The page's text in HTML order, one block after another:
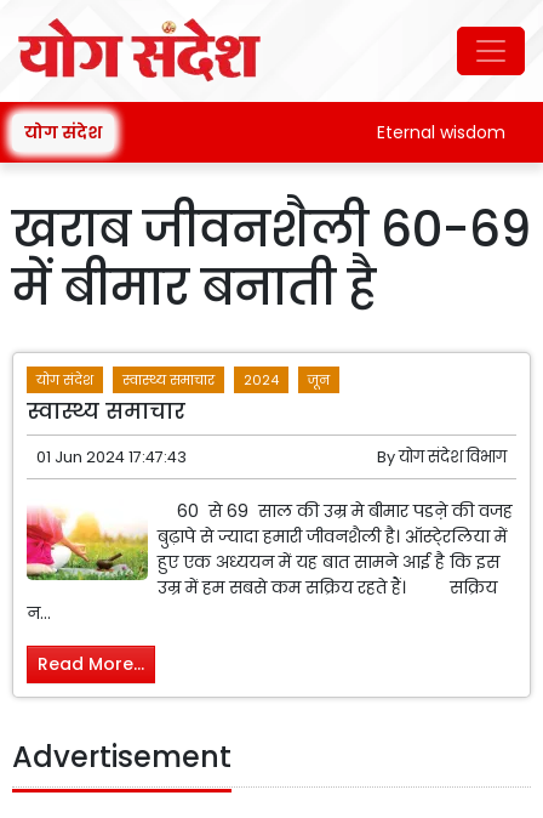
योग संदेश Eternal wisdom
खराब जीवनशैली 60-69
में बीमार बनाती है
योग संदेश स्वास्थ्य समाचार 2024 जून
स्वास्थ्य समाचार
01 Jun 2024 17:47:43 Byयोग संदेश विभाग
60 से 69 साल की उम्र मे बीमार पडऩे की वजह
बुढ़ापे से ज्यादा हमारी जीवनशैली है। ऑस्टे्रलिया में
हुए एक अध्ययन में यह बात सामने आई है कि इस
उम्र में हम सबसे कम सक्रिय रहते हैं। सक्रिय
न...
Read More...
Advertisement